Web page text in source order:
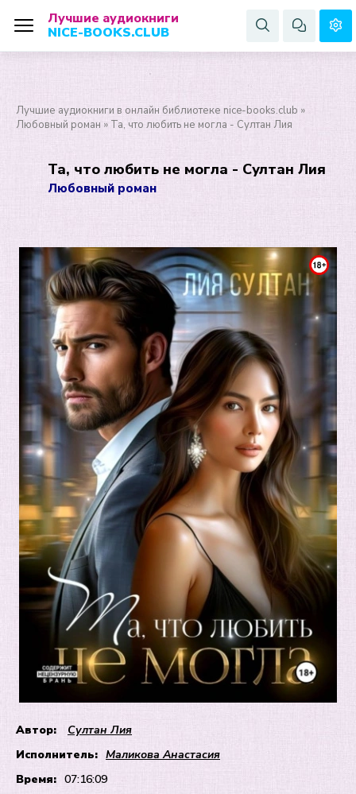
Лучшие аудиокниги
NICE-BOOKS.CLUB
Лучшие аудиокниги в онлайн библиотеке nice-books.club »
Любовный роман » Та, что любить не могла - Султан Лия
Та, что любить не могла - Султан Лия
Любовный роман
Автор:
Султан Лия
Исполнитель: Маликова Анастасия
Время: 07:16:09